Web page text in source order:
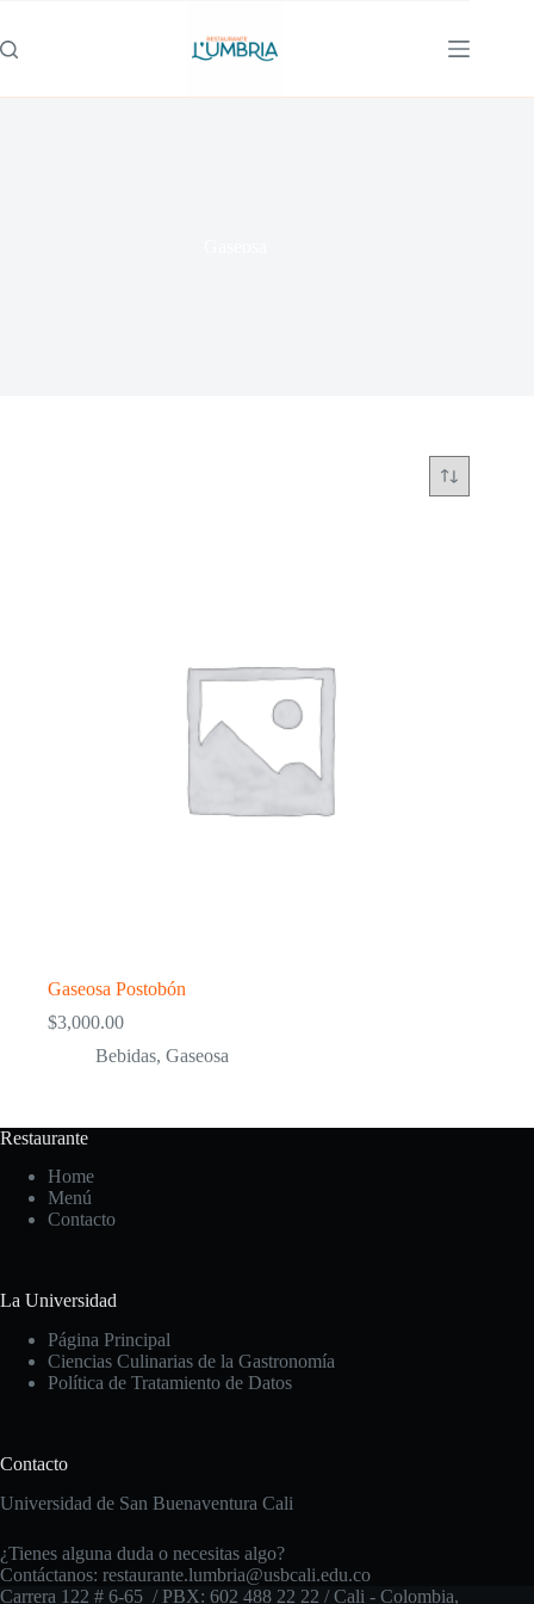
Gaseosa Postobón
$3,000.00
Bebidas, Gaseosa
Restaurante
Home
Menú
Contacto
La Universidad
Página Principal
Ciencias Culinarias de la Gastronomía
Política de Tratamiento de Datos
Contacto
Universidad de San Buenaventura Cali
¿Tienes alguna duda o necesitas algo?
Contáctanos: restaurante.lumbria@usbcali.edu.co
Carrera 122 # 6-65 / PBX: 602 488 22 22 / Cali - Colombia,